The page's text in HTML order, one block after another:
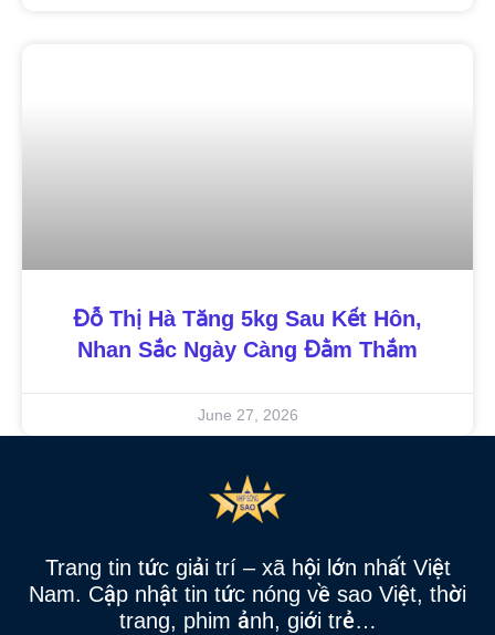
Đỗ Thị Hà Tăng 5kg Sau Kết Hôn,
Nhan Sắc Ngày Càng Đằm Thắm
June 27, 2026
Trang tin tức giải trí – xã hội lớn nhất Việt
Nam. Cập nhật tin tức nóng về sao Việt, thời
trang, phim ảnh, giới trẻ…